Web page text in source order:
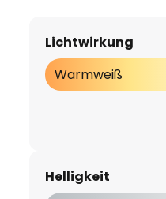
Lichtwirkung
Warmweiß
Helligkeit